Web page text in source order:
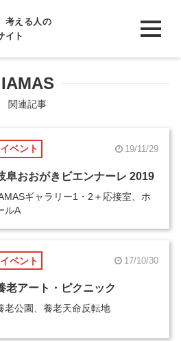
考える人の
イト
IAMAS
関連記事
イベント 19/11/29
阜おおがきビエンナーレ 2019
ギャラリー1・2＋応接室、ホ
ルA
イベント 17/10/30
老アート・ピクニック
老公園、養老天命反転地